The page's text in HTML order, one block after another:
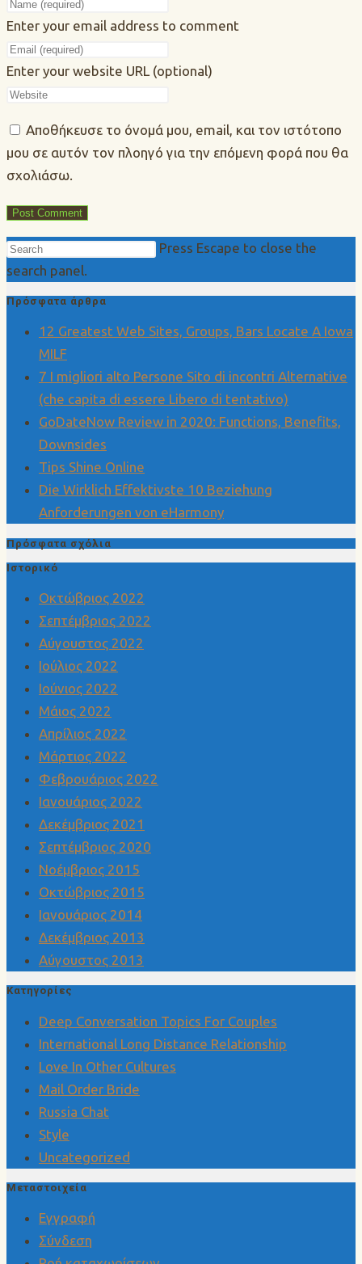
Enter your email address to comment
Enter your website URL (optional)
Αποθήκευσε το όνομά μου, email, και τον ιστότοπο
μου σε αυτόν τον πλοηγό για την επόμενη φορά που θα
σχολιάσω.
Press Escape to close the
search panel.
Πρόσφατα άρθρα
12 Greatest Web Sites, Groups, Bars Locate A Iowa
MILF
7 I migliori alto Persone Sito di incontri Alternative
(che capita di essere Libero di tentativo)
GoDateNow Review in 2020: Functions, Benefits,
Downsides
Tips Shine Online
Die Wirklich Effektivste 10 Beziehung
Anforderungen von eHarmony
Πρόσφατα σχόλια
Ιστορικό
Οκτώβριος 2022
Σεπτέμβριος 2022
Αύγουστος 2022
Ιούλιος 2022
Ιούνιος 2022
Μάιος 2022
Απρίλιος 2022
Μάρτιος 2022
Φεβρουάριος 2022
Ιανουάριος 2022
Δεκέμβριος 2021
Σεπτέμβριος 2020
Νοέμβριος 2015
Οκτώβριος 2015
Ιανουάριος 2014
Δεκέμβριος 2013
Αύγουστος 2013
Kατηγορίες
Deep Conversation Topics For Couples
International Long Distance Relationship
Love In Other Cultures
Mail Order Bride
Russia Chat
Style
Uncategorized
Μεταστοιχεία
Εγγραφή
Σύνδεση